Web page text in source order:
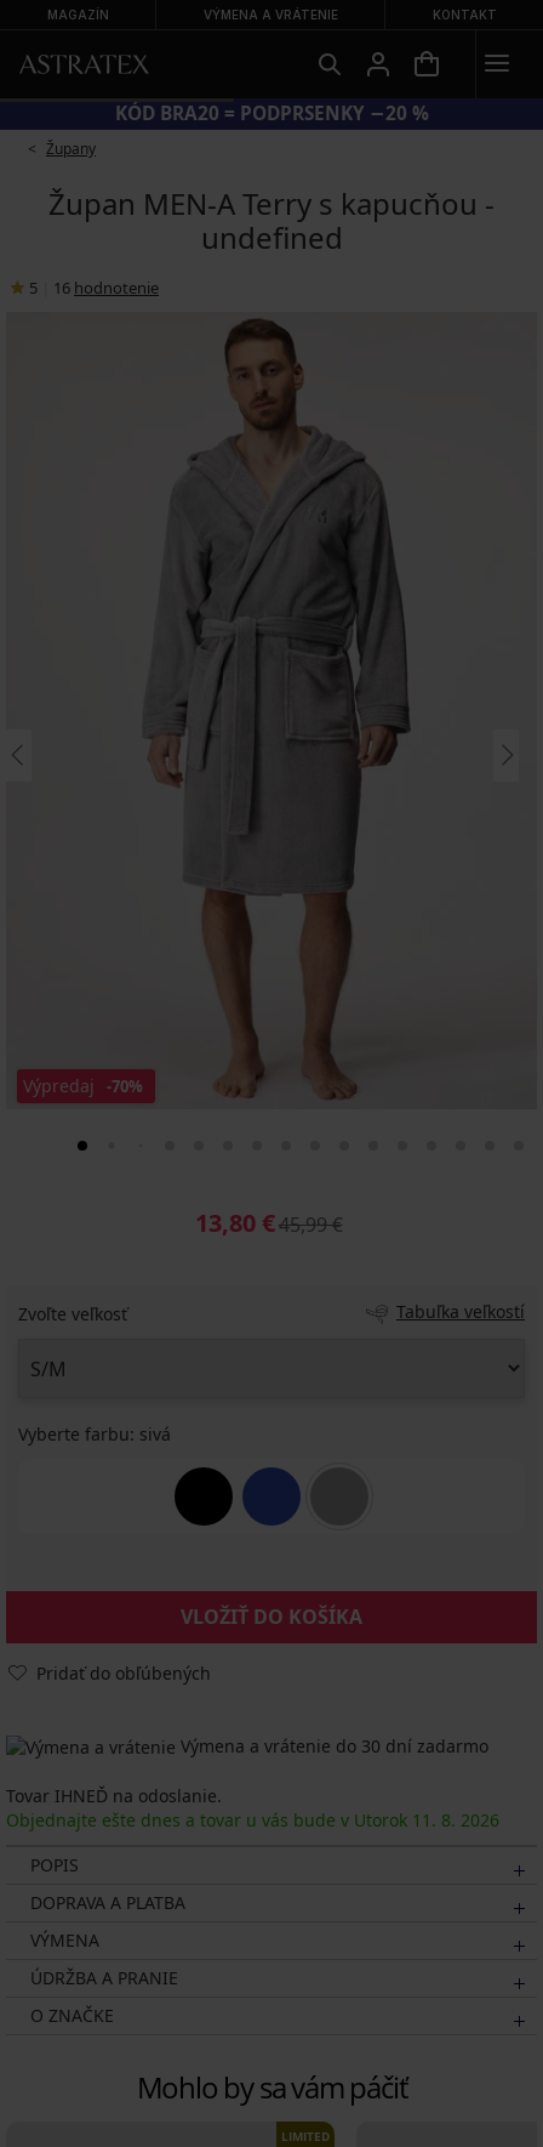
MAGAZÍN VÝMENA A VRÁTENIE KONTAKT
KÓD BRA20 = PODPRSENKY −20 %
Župany
Župan MEN-A Terry s kapucňou -
undefined
5 16 hodnotenie
Výpredaj -70%
13,80 €45,99 €
Zvoľte veľkosť Tabuľka veľkostí
Vyberte farbu: sivá
VLOŽIŤ DO KOŠÍKA
Pridať do obľúbených
Výmena a vrátenie do 30 dní zadarmo
Tovar IHNEĎ na odoslanie.
Objednajte ešte dnes a tovar u vás bude v Utorok 11. 8. 2026
POPIS
DOPRAVA A PLATBA
VÝMENA
ÚDRŽBA A PRANIE
O ZNAČKE
Mohlo by sa vám páčiť
LIMITED